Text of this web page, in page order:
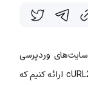
سایت‌های وردپرسی
است. می‌خواهیم راهکارهایی برای رفع خطای cURL28 ارائه کنیم که